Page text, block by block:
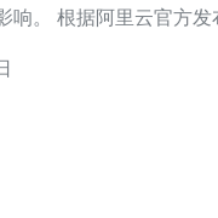
消息，由于香
出现售罄情况。这给需